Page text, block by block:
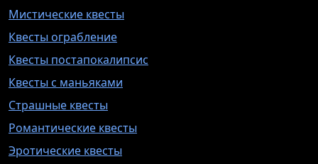
Мистические квесты
Квесты ограбление
Квесты постапокалипсис
Квесты с маньяками
Страшные квесты
Романтические квесты
Эротические квесты